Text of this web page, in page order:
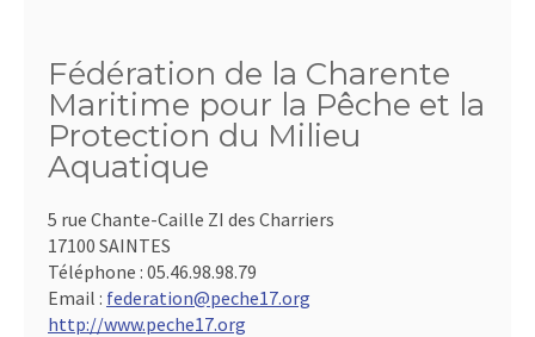
Fédération de la Charente
Maritime pour la Pêche et la
Protection du Milieu
Aquatique
5 rue Chante-Caille ZI des Charriers
17100 SAINTES
Téléphone : 05.46.98.98.79
Email : federation@peche17.org
http://www.peche17.org